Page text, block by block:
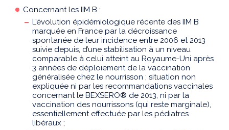
Concernant les IIM B :
L’évolution épidémiologique récente des IIM B
marquée en France par la décroissance
spontanée de leur incidence entre 2006 et 2013
suivie depuis, d’une stabilisation à un niveau
comparable à celui atteint au Royaume-Uni après
3 années de déploiement de la vaccination
généralisée chez le nourrisson ; situation non
expliquée ni par les recommandations vaccinales
concernant le BEXSERO® de 2013, ni par la
vaccination des nourrissons (qui reste marginale),
essentiellement effectuée par les pédiatres
libéraux ;